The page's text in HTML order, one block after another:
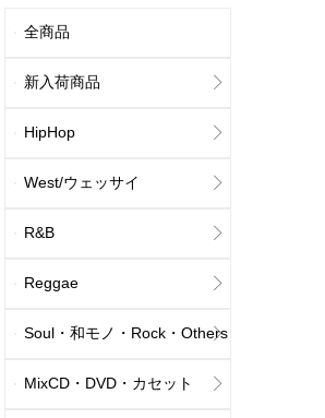
全商品
新入荷商品
HipHop
West/ウェッサイ
R&B
Reggae
Soul・和モノ・Rock・Others
MixCD・DVD・カセット